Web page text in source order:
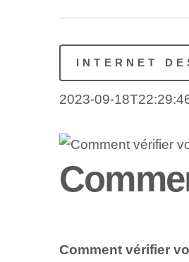
INTERNET
2023-09-
Comment vérifier